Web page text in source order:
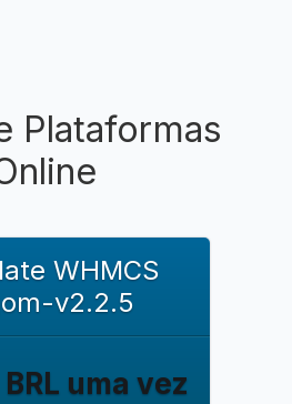
Plataformas
WHMCS
v2.2.5
uma vez